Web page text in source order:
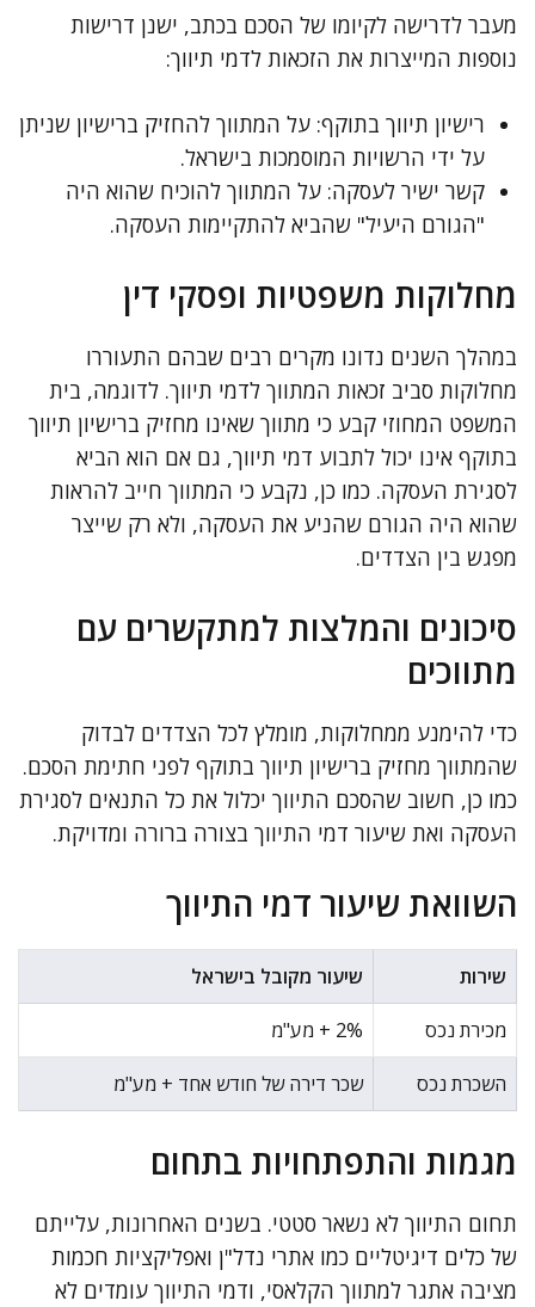
מעבר לדרישה לקיומו של הסכם בכתב, ישנן דרישות
נוספות המייצרות את הזכאות לדמי תיווך:
רישיון תיווך בתוקף: על המתווך להחזיק ברישיון שניתן
על ידי הרשויות המוסמכות בישראל.
קשר ישיר לעסקה: על המתווך להוכיח שהוא היה
"הגורם היעיל" שהביא להתקיימות העסקה.
מחלוקות משפטיות ופסקי דין
במהלך השנים נדונו מקרים רבים שבהם התעוררו
מחלוקות סביב זכאות המתווך לדמי תיווך. לדוגמה, בית
המשפט המחוזי קבע כי מתווך שאינו מחזיק ברישיון תיווך
בתוקף אינו יכול לתבוע דמי תיווך, גם אם הוא הביא
לסגירת העסקה. כמו כן, נקבע כי המתווך חייב להראות
שהוא היה הגורם שהניע את העסקה, ולא רק שייצר
מפגש בין הצדדים.
סיכונים והמלצות למתקשרים עם
מתווכים
כדי להימנע ממחלוקות, מומלץ לכל הצדדים לבדוק
שהמתווך מחזיק ברישיון תיווך בתוקף לפני חתימת הסכם.
כמו כן, חשוב שהסכם התיווך יכלול את כל התנאים לסגירת
העסקה ואת שיעור דמי התיווך בצורה ברורה ומדויקת.
השוואת שיעור דמי התיווך
שירות שיעור מקובל בישראל
מכירת נכס 2% + מע"מ
השכרת נכס שכר דירה של חודש אחד + מע"מ
מגמות והתפתחויות בתחום
תחום התיווך לא נשאר סטטי. בשנים האחרונות, עלייתם
של כלים דיגיטליים כמו אתרי נדל"ן ואפליקציות חכמות
מציבה אתגר למתווך הקלאסי, ודמי התיווך עומדים לא